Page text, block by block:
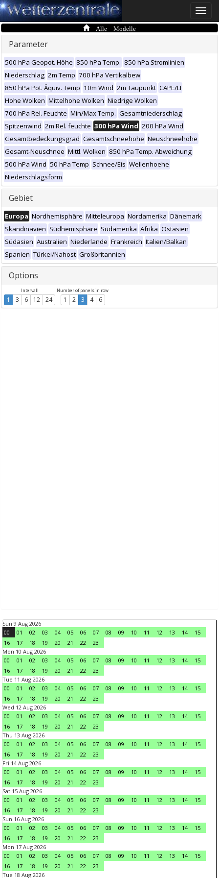
Toggle
Alle Modelle
Parameter
500 hPa Geopot. Höhe 850 hPa Temp. 850 hPa Stromlinien
Niederschlag 2m Temp 700 hPa Vertikalbew
850 hPa Pot. Äquiv. Temp 10m Wind 2m Taupunkt CAPE/LI
Hohe Wolken Mittelhohe Wolken Niedrige Wolken
700 hPa Rel. Feuchte Min/Max Temp. Gesamtniederschlag
Spitzenwind 2m Rel. feuchte 300 hPa Wind 200 hPa Wind
Gesamtbedeckungsgrad Gesamtschneehöhe Neuschneehöhe
Gesamt-Neuschnee Mittl. Wolken 850 hPa Temp. Abweichung
500 hPa Wind 50 hPa Temp Schnee/Eis Wellenhoehe
Niederschlagsform
Gebiet
Europa Nordhemisphäre Mitteleuropa Nordamerika Dänemark
Skandinavien Südhemisphäre Südamerika Afrika Ostasien
Südasien Australien Niederlande Frankreich Italien/Balkan
Spanien Türkei/Nahost Großbritannien
Options
Intervall
1 3 6 12 24
Number of panels in row
1 2 3 4 6
Sun 9 Aug 2026
00
01 02 03 04 05 06 07 08 09 10 11 12 13 14
15
16
17 18 19 20 21 22
23
Mon 10 Aug 2026
00
01 02 03 04 05 06 07 08 09 10 11 12 13 14
15
16
17 18 19 20 21 22
23
Tue 11 Aug 2026
00
01 02 03 04 05 06 07 08 09 10 11 12 13 14
15
16
17 18 19 20 21 22
23
Wed 12 Aug 2026
00
01 02 03 04 05 06 07 08 09 10 11 12 13 14
15
16
17 18 19 20 21 22
23
Thu 13 Aug 2026
00
01 02 03 04 05 06 07 08 09 10 11 12 13 14
15
16
17 18 19 20 21 22
23
Fri 14 Aug 2026
00
01 02 03 04 05 06 07 08 09 10 11 12 13 14
15
16
17 18 19 20 21 22
23
Sat 15 Aug 2026
00
01 02 03 04 05 06 07 08 09 10 11 12 13 14
15
16
17 18 19 20 21 22
23
Sun 16 Aug 2026
00
01 02 03 04 05 06 07 08 09 10 11 12 13 14
15
16
17 18 19 20 21 22
23
Mon 17 Aug 2026
00
01 02 03 04 05 06 07 08 09 10 11 12 13 14
15
16
17 18 19 20 21 22
23
Tue 18 Aug 2026